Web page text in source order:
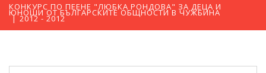
КОНКУРС ПО ПЕЕНЕ "ЛЮБКА РОНДОВА" ЗА ДЕЦА И
ЮНОШИ ОТ БЪЛГАРСКИТЕ ОБЩНОСТИ В ЧУЖБИНА
2012 - 2012